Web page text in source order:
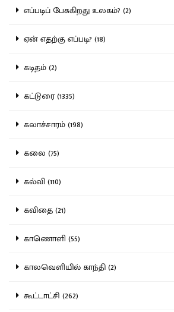
எப்படிப் பேசுகிறது உலகம்? (2)
ஏன் எதற்கு எப்படி? (18)
கடிதம் (2)
கட்டுரை (1335)
கலாச்சாரம் (198)
கலை (75)
கல்வி (110)
கவிதை (21)
காணொளி (55)
காலவெளியில் காந்தி (2)
கூட்டாட்சி (262)